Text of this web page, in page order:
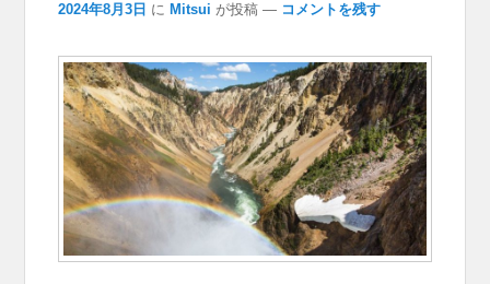
2024年8月3日 に Mitsui が投稿 — コメントを残す